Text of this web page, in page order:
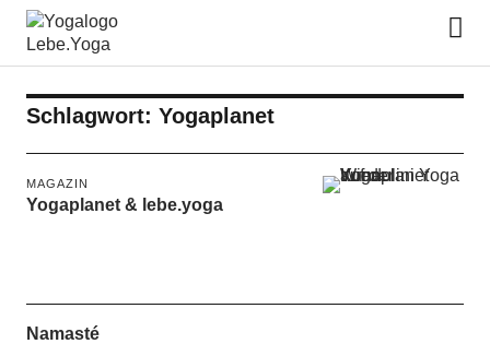
Lebe.Yoga: der Yoga Blog | das
Yoga Magazin
Schlagwort: Yogaplanet
MAGAZIN
Yogaplanet & lebe.yoga
Namasté